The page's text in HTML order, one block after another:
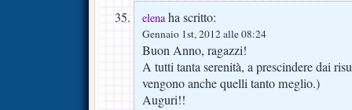
elenaha scritto:
Gennaio 1st, 2012 alle 08:24
Buon Anno, ragazzi!
A tutti tanta serenità, a prescindere dai
vengono anche quelli tanto meglio.)
Auguri!!